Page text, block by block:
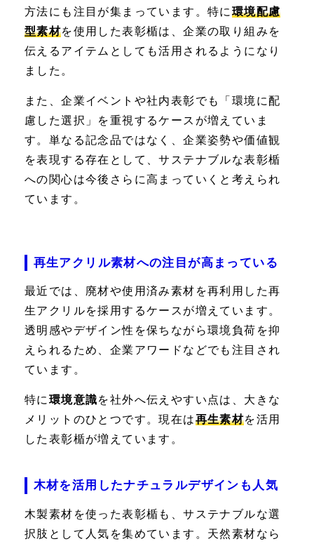
方法にも注目が集まっています。特に 環境配慮
型素材を使用した表彰楯は、企業の取り組みを
伝えるアイテムとしても活用されるようになり
ました。
また、企業イベントや社内表彰でも「環境に配
慮した選択」を重視するケースが増えていま
す。単なる記念品ではなく、企業姿勢や価値観
を表現する存在として、サステナブルな表彰楯
への関心は今後さらに高まっていくと考えられ
ています。
再生アクリル素材への注目が高まっている
最近では、廃材や使用済み素材を再利用した再
生アクリルを採用するケースが増えています。
透明感やデザイン性を保ちながら環境負荷を抑
えられるため、企業アワードなどでも注目され
ています。
特に 環境意識を社外へ伝えやすい点は、大きな
メリットのひとつです。現在は再生素材を活用
した表彰楯が増えています。
木材を活用したナチュラルデザインも人気
木製素材を使った表彰楯も、サステナブルな選
択肢として人気を集めています。天然素材なら